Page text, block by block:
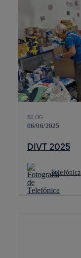
BLOG
06/06/2025
DIVT 2025
Telefónica